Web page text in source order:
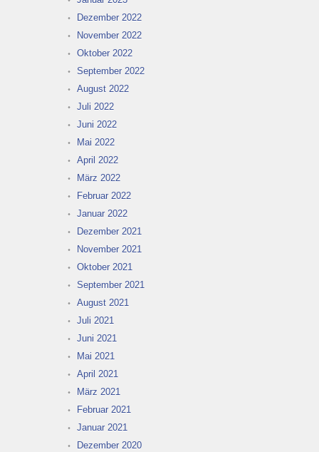
Dezember 2022
November 2022
Oktober 2022
September 2022
August 2022
Juli 2022
Juni 2022
Mai 2022
April 2022
März 2022
Februar 2022
Januar 2022
Dezember 2021
November 2021
Oktober 2021
September 2021
August 2021
Juli 2021
Juni 2021
Mai 2021
April 2021
März 2021
Februar 2021
Januar 2021
Dezember 2020